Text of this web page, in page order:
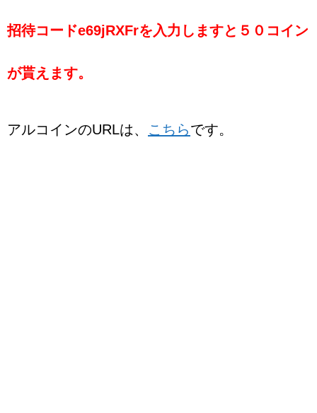
招待コードe69jRXFrを入力しますと５０コイン
が貰えます。
アルコインのURLは、 こちらです。